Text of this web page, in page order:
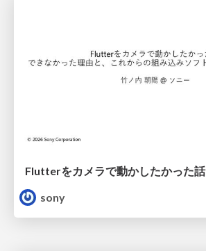
Flutterをカメラで動かしたかった話
sony